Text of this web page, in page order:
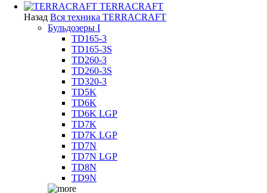
TERRACRAFT
Назад Вся техника TERRACRAFT
Бульдозеры I
TD165-3
TD165-3S
TD260-3
TD260-3S
TD320-3
TD5K
TD6K
TD6K LGP
TD7K
TD7K LGP
TD7N
TD7N LGP
TD8N
TD9N